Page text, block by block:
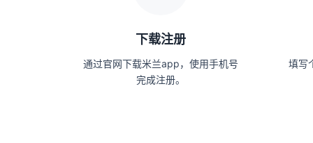
下载注册
通过官网下载米兰app，使用手机号
完成注册。
填写